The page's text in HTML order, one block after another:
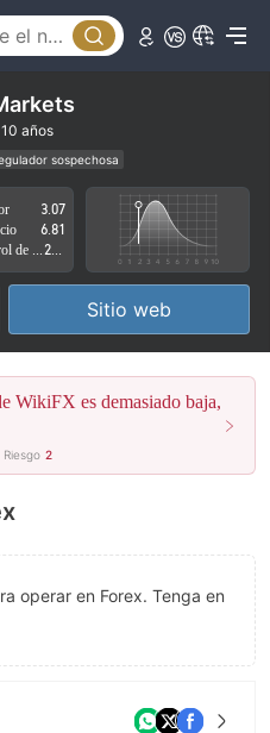
años
sospechosa
sospechoso
Riesgo potencial alto
3.07
6.81
Sitio web
WikiFX es demasiado baja,
Riesgo 2
operar en Forex. Tenga en